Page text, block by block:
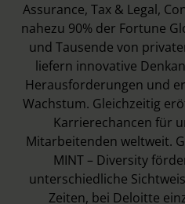
Assurance, Tax & Legal,
nahezu 90% der Fortune
und Tausende von
liefern innovative
Herausforderungen und
Wachstum. Gleichzeitig
Karrierechancen für
Mitarbeitenden weltweit.
MINT – Diversity
unterschiedliche
Zeiten, bei Deloitte